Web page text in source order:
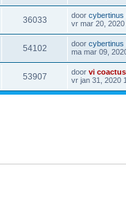
36033 door cybertinus
vr mar 20, 2020
54102 door cybertinus
ma mar 09,
53907 door vi coactus
vr jan 31, 2020